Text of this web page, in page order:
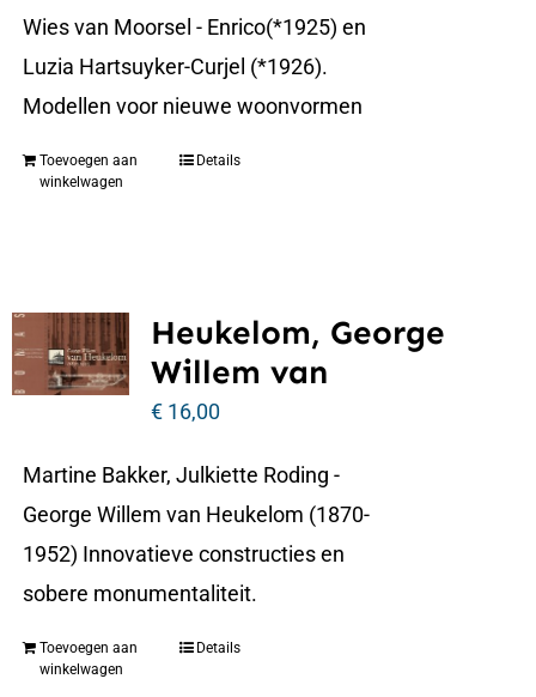
Wies van Moorsel - Enrico(*1925) en
Luzia Hartsuyker-Curjel (*1926).
Modellen voor nieuwe woonvormen
Toevoegen aan
winkelwagen
Details
Heukelom, George
Willem van
€16,00
Martine Bakker, Julkiette Roding -
George Willem van Heukelom (1870-
1952) Innovatieve constructies en
sobere monumentaliteit.
Toevoegen aan
winkelwagen
Details